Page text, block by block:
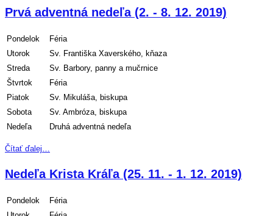
Prvá adventná nedeľa (2. - 8. 12. 2019)
Pondelok
Féria
Utorok
Sv. Františka Xaverského, kňaza
Streda
Sv. Barbory, panny a mučrnice
Štvrtok
Féria
Piatok
Sv. Mikuláša, biskupa
Sobota
Sv. Ambróza, biskupa
Nedeľa
Druhá adventná nedeľa
Čítať ďalej…
Nedeľa Krista Kráľa (25. 11. - 1. 12. 2019)
Pondelok
Féria